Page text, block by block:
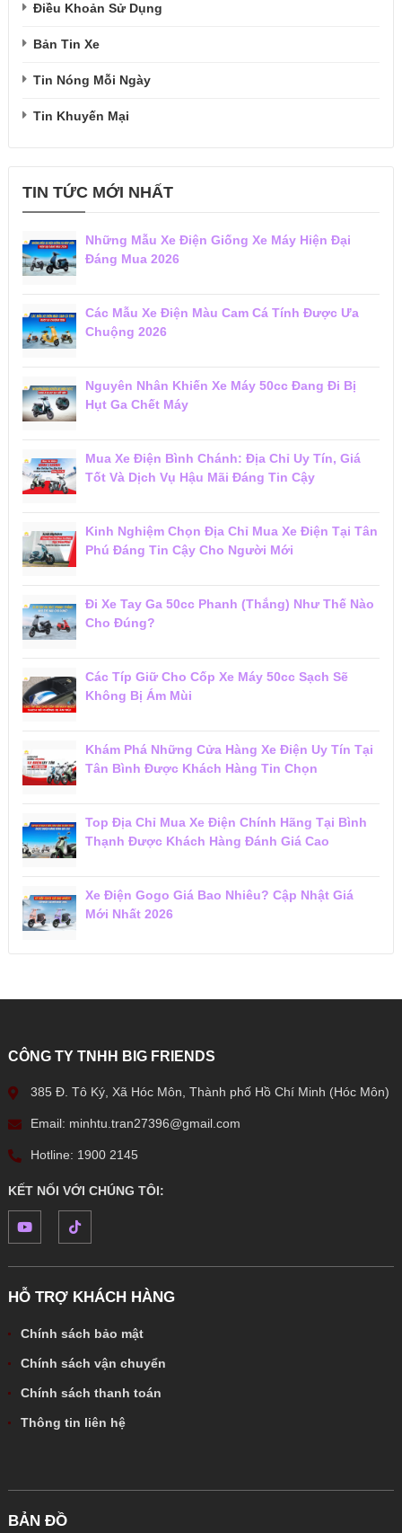
Điều Khoản Sử Dụng
Bản Tin Xe
Tin Nóng Mỗi Ngày
Tin Khuyến Mại
TIN TỨC MỚI NHẤT
Những Mẫu Xe Điện Giống Xe Máy Hiện Đại
Đáng Mua 2026
Các Mẫu Xe Điện Màu Cam Cá Tính Được Ưa
Chuộng 2026
Nguyên Nhân Khiến Xe Máy 50cc Đang Đi Bị
Hụt Ga Chết Máy
Mua Xe Điện Bình Chánh: Địa Chỉ Uy Tín, Giá
Tốt Và Dịch Vụ Hậu Mãi Đáng Tin Cậy
Kinh Nghiệm Chọn Địa Chỉ Mua Xe Điện Tại Tân
Phú Đáng Tin Cậy Cho Người Mới
Đi Xe Tay Ga 50cc Phanh (Thắng) Như Thế Nào
Cho Đúng?
Các Típ Giữ Cho Cốp Xe Máy 50cc Sạch Sẽ
Không Bị Ám Mùi
Khám Phá Những Cửa Hàng Xe Điện Uy Tín Tại
Tân Bình Được Khách Hàng Tin Chọn
Top Địa Chỉ Mua Xe Điện Chính Hãng Tại Bình
Thạnh Được Khách Hàng Đánh Giá Cao
Xe Điện Gogo Giá Bao Nhiêu? Cập Nhật Giá
Mới Nhất 2026
CÔNG TY TNHH BIG FRIENDS
385 Đ. Tô Ký, Xã Hóc Môn, Thành phố Hồ Chí Minh (Hóc Môn)
Email: minhtu.tran27396@gmail.com
Hotline: 1900 2145
KẾT NỐI VỚI CHÚNG TÔI:
HỖ TRỢ KHÁCH HÀNG
Chính sách bảo mật
Chính sách vận chuyển
Chính sách thanh toán
Thông tin liên hệ
BẢN ĐỒ